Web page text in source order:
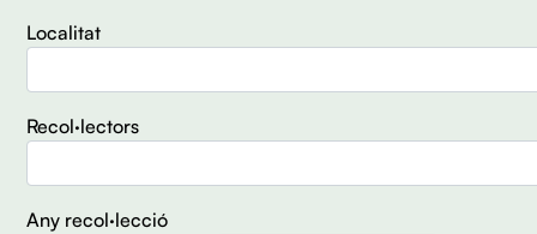
Localitat
Recol·lectors
Any recol·lecció